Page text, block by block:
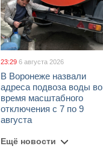
23:29 6 августа 2026
В Воронеже назвали
адреса подвоза воды во
время масштабного
отключения с 7 по 9
августа
Ещё новости